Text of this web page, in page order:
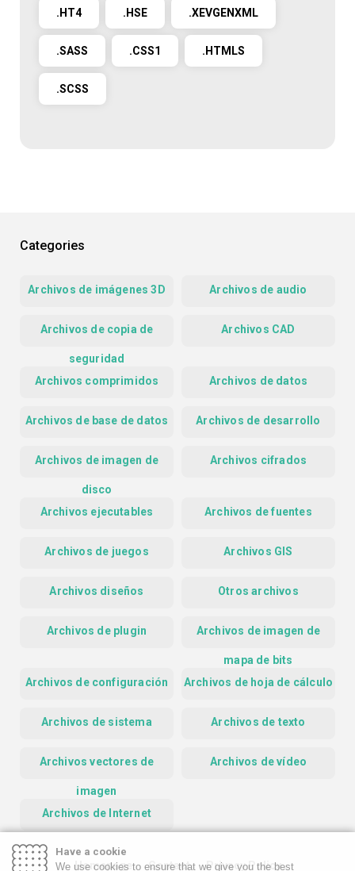
.HT4 .HSE .XEVGENXML
.SASS .CSS1 .HTMLS
.SCSS
Categories
Archivos de imágenes 3D Archivos de audio
Archivos de copia de
seguridad
Archivos CAD
Archivos comprimidos Archivos de datos
Archivos de base de datos Archivos de desarrollo
Archivos de imagen de
disco
Archivos cifrados
Archivos ejecutables Archivos de fuentes
Archivos de juegos Archivos GIS
Archivos diseños Otros archivos
Archivos de plugin Archivos de imagen de
mapa de bits
Archivos de configuración
Archivos de hoja de cálculo
Archivos de sistema Archivos de texto
Archivos vectores de
imagen
Archivos de vídeo
Archivos de Internet
Homepage Contact Privacy Policy
Have a cookie
We use cookies to ensure that we give you the best